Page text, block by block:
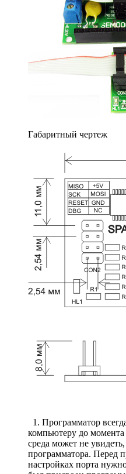
Габаритный чертеж
1. Программатор
компьютеру до
среда может не
программатора. Перед
настройках порта